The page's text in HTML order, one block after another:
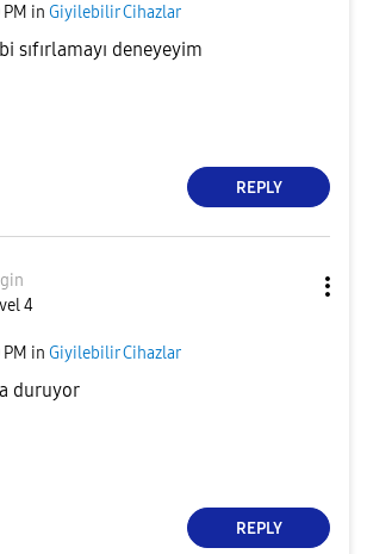
in Giyilebilir Cihazlar
sıfırlamayı deneyeyim
REPLY
4
in Giyilebilir Cihazlar
duruyor
REPLY